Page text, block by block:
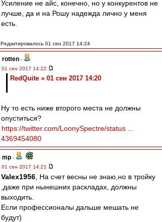
Усиление не айс, конечно, но у конкурентов не
лучше, да и на Рошу надежда лично у меня
есть.
Редактировалось 01 сен 2017 14:24
rotten -
01 сен 2017 14:22
RedQuite » 01 сен 2017 14:20
Ну то есть ниже второго места не должны
опуститься?
https://twitter.com/LoonySpectre/status ...
4369454080
mp -
01 сен 2017 14:21
Valex1956 , На счет весны не знаю,но в тройку
,даже при нынешних раскладах, должны
выходить.
Если профессионалы дальше мешать не
будут)